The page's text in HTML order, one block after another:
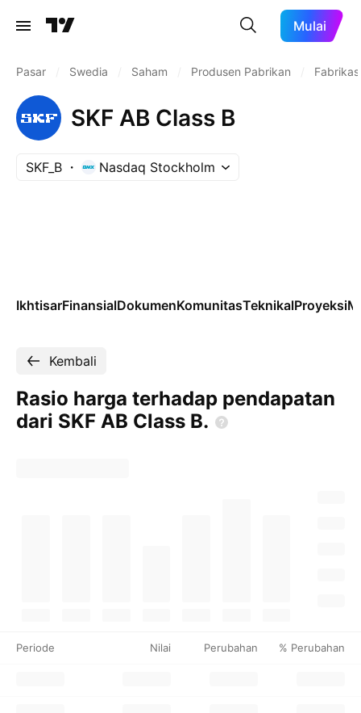
Mulai
Pasar Swedia Saham Produsen Pabrikan
SKF AB Class B
SKF_B Nasdaq Stockholm
IkhtisarFinansialDokumenKomunitasTeknikalProyeksi
Kembali
Rasio harga terhadap pendapatan
dari SKF AB Class B.
Periode Nilai Perubahan % Perubahan